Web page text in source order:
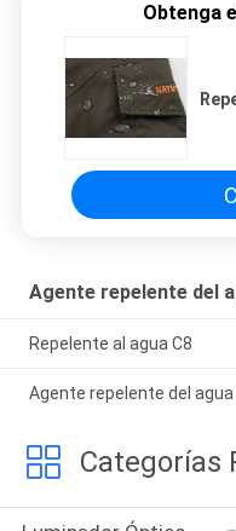
Obtenga
Agente repelente del
Repelente al agua C8
Agente repelente del agua
Categorías